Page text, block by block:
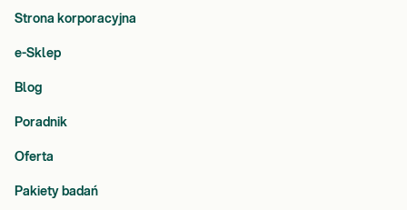
Strona korporacyjna
e-Sklep
Blog
Poradnik
Oferta
Pakiety badań